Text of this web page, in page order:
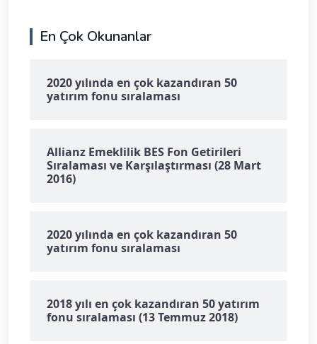
En Çok Okunanlar
2020 yılında en çok kazandıran 50
yatırım fonu sıralaması
Allianz Emeklilik BES Fon Getirileri
Sıralaması ve Karşılaştırması (28 Mart
2016)
2020 yılında en çok kazandıran 50
yatırım fonu sıralaması
2018 yılı en çok kazandıran 50 yatırım
fonu sıralaması (13 Temmuz 2018)